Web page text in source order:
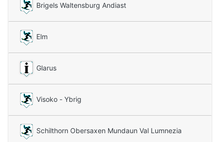
Brigels Waltensburg Andiast
Elm
Glarus
Visoko - Ybrig
Schilthorn Obersaxen Mundaun Val Lumnezia